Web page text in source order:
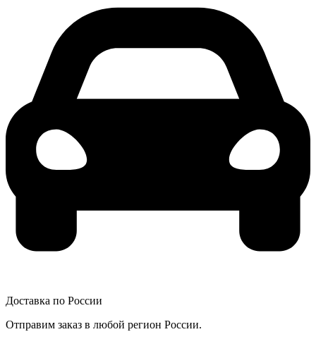
Доставка по России
Отправим заказ в любой регион России.